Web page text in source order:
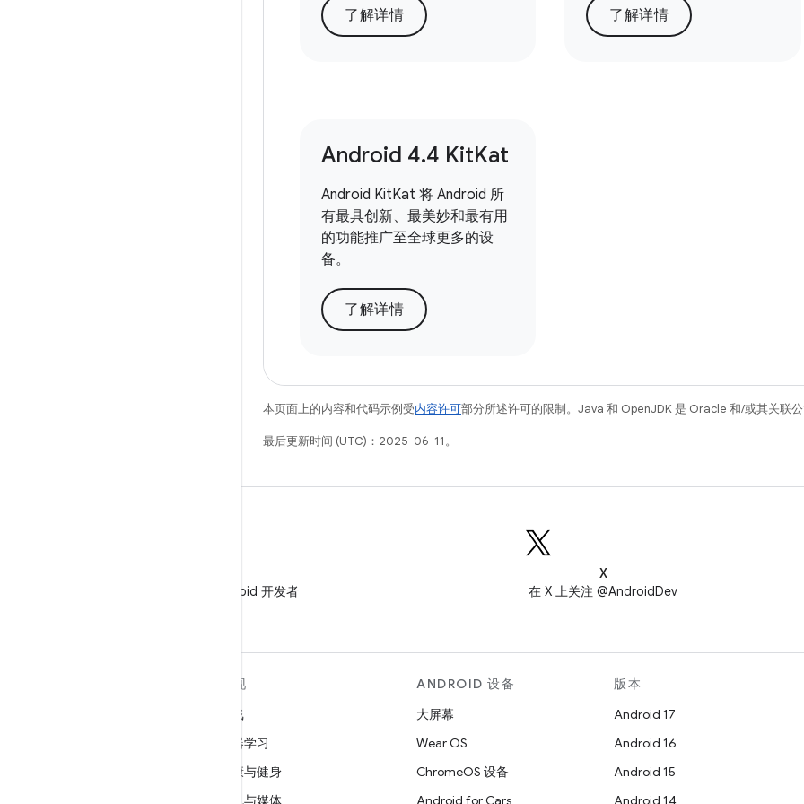
了解详情 了解详情
Android 4.4 KitKat
Android KitKat 将 Android 所
有最具创新、最美妙和最有用
的功能推广至全球更多的设
备。
了解详情
本页面上的内容和代码示例受内容许可部分所述许可的限制。Java 和 OpenJDK 是 Oracle 和/或其关联
最后更新时间 (UTC)：2025-06-11。
在微信中关注 Android 开发者
X
在 X 上关注 @AndroidDev
发现
游戏
机器学习
健康与健身
相机与媒体
ANDROID 设备
大屏幕
Wear OS
ChromeOS 设备
Android for Cars
版本
Android 17
Android 16
Android 15
Android 14